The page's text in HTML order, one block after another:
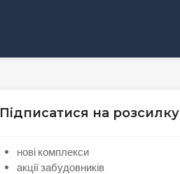
Підписатися на розсилку
нові комплекси
акції забудовників